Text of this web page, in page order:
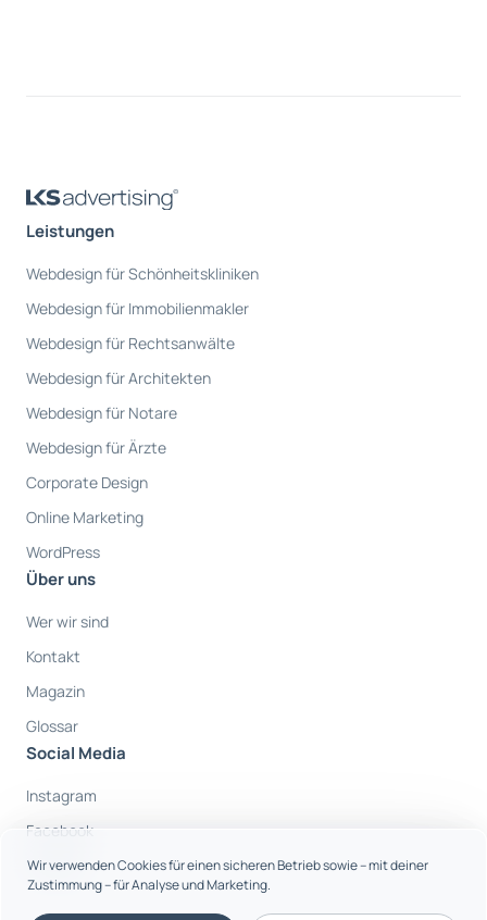
Wir verwenden Cookies für einen sicheren Betrieb sowie – mit deiner
Zustimmung – für Analyse und Marketing.
Leistungen
Webdesign für Schönheitskliniken
Webdesign für Immobilienmakler
Webdesign für Rechtsanwälte
Webdesign für Architekten
Webdesign für Notare
Webdesign für Ärzte
Corporate Design
Online Marketing
WordPress
Über uns
Wer wir sind
Kontakt
Magazin
Glossar
Social Media
Instagram
Facebook
Youtube